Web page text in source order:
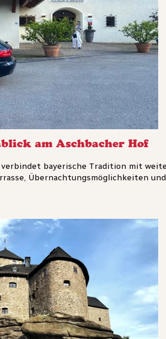
am Aschbacher Hof
bayerische Tradition mit
Übernachtungsmöglichkeiten